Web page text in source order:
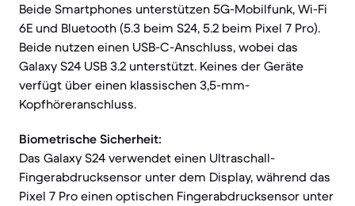
Beide Smartphones unterstützen 5G-Mobilfunk, Wi-Fi
6E und Bluetooth (5.3 beim S24, 5.2 beim Pixel 7 Pro).
Beide nutzen einen USB-C-Anschluss, wobei das
Galaxy S24 USB 3.2 unterstützt. Keines der Geräte
verfügt über einen klassischen 3,5-mm-
Kopfhöreranschluss.
Biometrische Sicherheit:
Das Galaxy S24 verwendet einen Ultraschall-
Fingerabdrucksensor unter dem Display, während das
Pixel 7 Pro einen optischen Fingerabdrucksensor unter